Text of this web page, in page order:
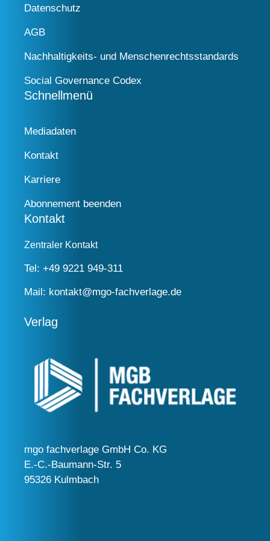
Datenschutz
AGB
Nachhaltigkeits- und Menschenrechtsstandards
Social Governance Codex
Schnellmenü
Mediadaten
Kontakt
Karriere
Abonnement beenden
Kontakt
Zentraler Kontakt
Tel: +49 9221 949-311
Mail: kontakt@mgo-fachverlage.de
Verlag
mgo fachverlage GmbH Co. KG
E.-C.-Baumann-Str. 5
95326 Kulmbach